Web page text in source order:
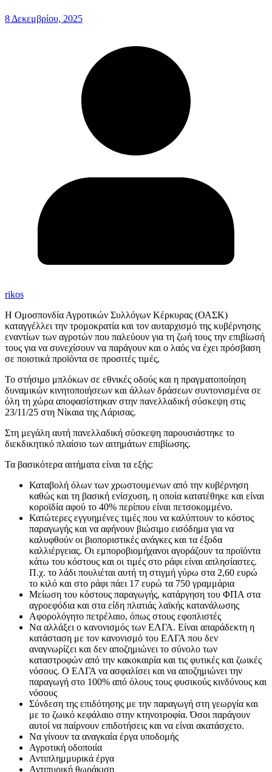
8 Δεκεμβρίου, 2025
rikos
Η Ομοσπονδία Αγροτικών Συλλόγων Κέρκυρας (ΟΑΣΚ)
καταγγέλλει την τρομοκρατία και τον αυταρχισμό της κυβέρνησης
εναντίων των αγροτών που παλεύουν για τη ζωή τους την επιβίωσή
τους για να συνεχίσουν να παράγουν και ο λαός να έχει πρόσβαση
σε ποιοτικά προϊόντα σε προσιτές τιμές,
Το στήσιμο μπλόκων σε εθνικές οδούς και η πραγματοποίηση
δυναμικών κινητοποιήσεων και άλλων δράσεων συντονισμένα σε
όλη τη χώρα αποφασίστηκαν στην πανελλαδική σύσκεψη στις
23/11/25 στη Νίκαια της Λάρισας.
Στη μεγάλη αυτή πανελλαδική σύσκεψη παρουσιάστηκε το
διεκδικητικό πλαίσιο των αιτημάτων επιβίωσης.
Τα βασικότερα αιτήματα είναι τα εξής:
Καταβολή όλων των χρωστουμενων από την κυβέρνηση
καθώς και τη βασική ενίσχυση, η οποία κατατέθηκε και είναι
κοροϊδία αφού το 40% περίπου είναι πετσοκομμένο.
Κατώτερες εγγυημένες τιμές που να καλύπτουν το κόστος
παραγωγής και να αφήνουν βιώσιμο εισόδημα για να
καλυφθούν οι βιοποριστικές ανάγκες και τα έξοδα
καλλιέργειας. Οι εμποροβιομήχανοι αγοράζουν τα προϊόντα
κάτω του κόστους και οι τιμές στο ράφι είναι απλησίαστες.
Π.χ. το λάδι πουλιέται αυτή τη στιγμή γύρω στα 2,60 ευρώ
το κιλό και στο ράφι πάει 17 ευρώ τα 750 γραμμάρια
Μείωση του κόστους παραγωγής, κατάργηση του ΦΠΑ στα
αγροεφόδια και στα είδη πλατιάς λαϊκής κατανάλωσης
Αφορολόγητο πετρέλαιο, όπως στους εφοπλιστές
Να αλλάξει ο κανονισμός των ΕΛΓΑ. Είναι απαράδεκτη η
κατάσταση με τον κανονισμό του ΕΛΓΑ που δεν
αναγνωρίζει και δεν αποζημιώνει το σύνολο των
καταστροφών από την κακοκαιρία και τις φυτικές και ζωικές
νόσους. Ο ΕΛΓΑ να ασφαλίσει και να αποζημιώνει την
παραγωγή στο 100% από όλους τους φυσικούς κινδύνους και
νόσους
Σύνδεση της επιδότησης με την παραγωγή στη γεωργία και
με το ζωικό κεφάλαιο στην κτηνοτροφία. Όσοι παράγουν
αυτοί να παίρνουν επιδοτήσεις και να είναι ακατάσχετο.
Να γίνουν τα αναγκαία έργα υποδομής
Αγροτική οδοποιία
Αντιπλημμυρικά έργα
Αντιπυρική θωράκιση